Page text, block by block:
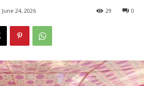
June 24, 2026 0
29